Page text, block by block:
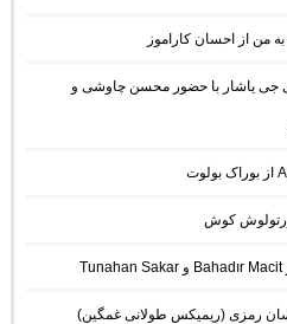
من از احسان کاراموز
ریمیکس زلزله 5 از دی جی یاشار با حضور محسن چاوشی و